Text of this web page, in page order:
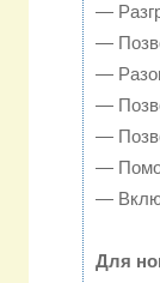
—
—
—
—
—
—
—
Для